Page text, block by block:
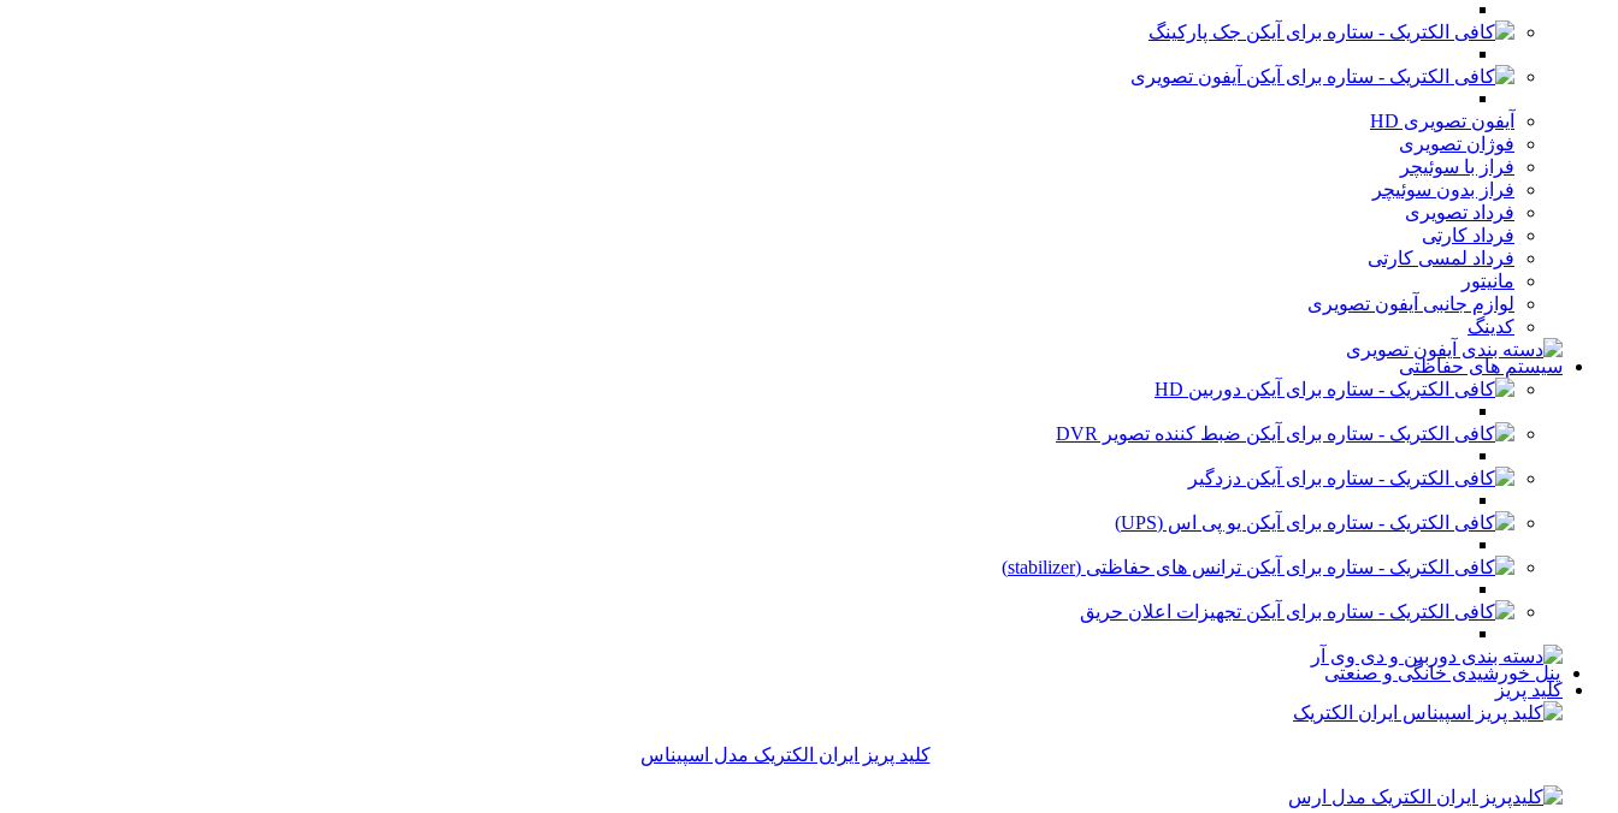
جک پارکینگ
آیفون تصویری
آیفون تصویری HD
فوژان تصویری
فراز با سوئیچر
فراز بدون سوئیچر
فرداد تصویری
فرداد کارتی
فرداد لمسی کارتی
مانیتور
لوازم جانبی آیفون تصویری
کدینگ
سیستم های حفاظتی
دوربین HD
ضبط کننده تصویر DVR
دزدگیر
یو پی اس (UPS)
ترانس های حفاظتی (stabilizer)
تجهیزات اعلان حریق
پنل خورشیدی خانگی و صنعتی
کلید پریز
کلید پریز ایران الکتریک مدل اسپیناس